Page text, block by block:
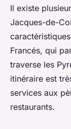
Il existe
Jacques-de-
Francés, qui
traverse les
itinéraire est
services aux
restaurants.